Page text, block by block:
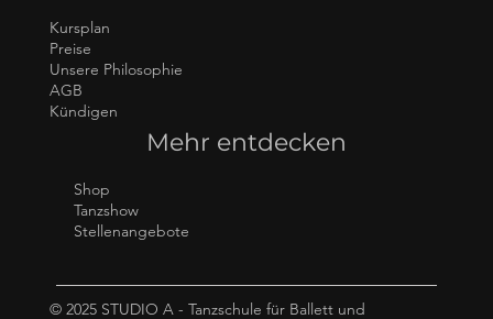
Kursplan
Preise
Unsere Philosophie
AGB
Kündigen
Mehr entdecken
Shop
Tanzshow
Stellenangebote
© 2025 STUDIO A - Tanzschule für Ballett und